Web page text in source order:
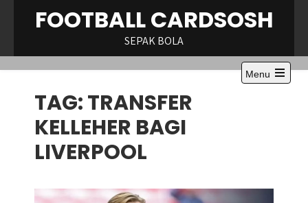
FOOTBALL CARDSOSH
SEPAK BOLA
Menu
Open
TAG:TRANSFER
KELLEHER BAGI
LIVERPOOL